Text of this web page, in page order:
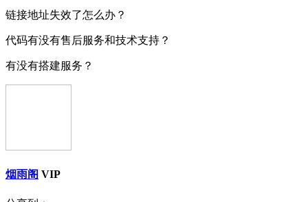
链接地址失效了怎么办？
代码有没有售后服务和技术支持？
有没有搭建服务？
烟雨阁 VIP